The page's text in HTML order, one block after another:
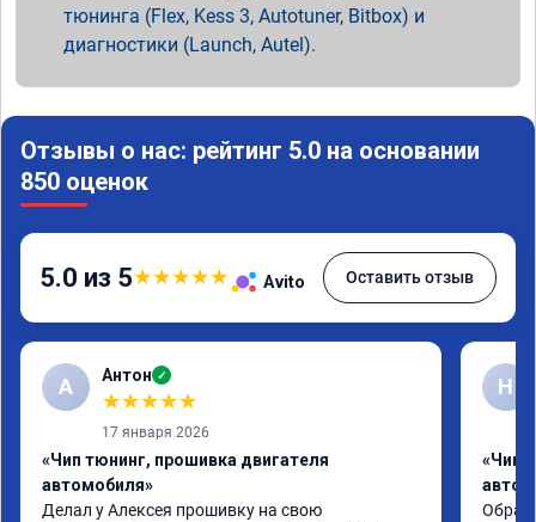
тюнинга (Flex, Kess 3, Autotuner, Bitbox) и
диагностики (Launch, Autel).
Отзывы о нас: рейтинг 5.0 на основании
850 оценок
5.0 из 5★★★★★ Avito Оставить отзыв
А Антон ✓
★★★★★
17 января 2026
«Чип тюнинг, прошивка двигателя
автомобиля»
Делал у Алексея прошивку на свою
Н
«Чип